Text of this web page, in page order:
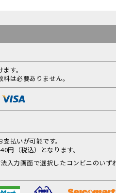
す。
は必要ありません。
払いが可能です。
円（税込）となります。
入力画面で選択したコンビニのいず